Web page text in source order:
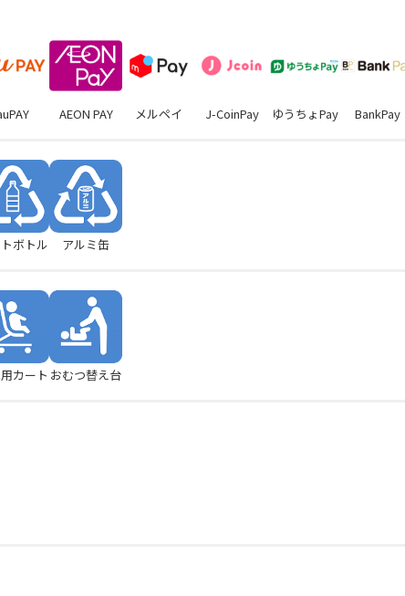
AEON PAY メルペイ J-CoinPay ゆうちょPay BankPay
ボトル アルミ缶
カート おむつ替え台